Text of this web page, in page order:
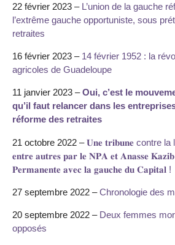
22 février 2023 – L’union de la gauche
l’extrême gauche opportuniste, sous
retraites
16 février 2023 – 14 février 1952 : la
agricoles de Guadeloupe
11 janvier 2023 –Oui, c’est le
qu’il faut relancer dans les
réforme des retraites
21 octobre 2022 –𝐔𝐧𝐞 𝐭𝐫𝐢𝐛𝐮𝐧𝐞 contre la
𝐞𝐧𝐭𝐫𝐞 𝐚𝐮𝐭𝐫𝐞𝐬 𝐩𝐚𝐫 𝐥𝐞 𝐍𝐏𝐀 𝐞𝐭 𝐀𝐧𝐚𝐬𝐬𝐞
𝐏𝐞𝐫𝐦𝐚𝐧𝐞𝐧𝐭𝐞 𝐚𝐯𝐞𝐜 𝐥𝐚 𝐠𝐚𝐮𝐜𝐡𝐞 𝐝𝐮 𝐂𝐚𝐩𝐢𝐭𝐚𝐥 !
27 septembre 2022 –Chronologie des
20 septembre 2022 – Deux femmes
opposés